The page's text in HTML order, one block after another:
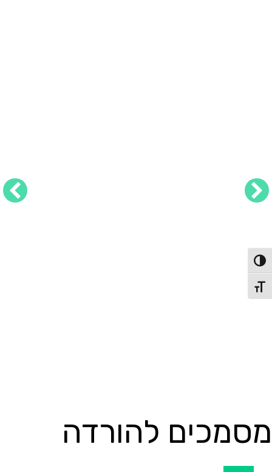
הפעל/כבה ניגודיות גבוהה
מתג גודל גופן
מסמכים להורדה